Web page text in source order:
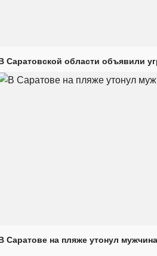
Саратовской области объявили
Саратове на пляже утонул